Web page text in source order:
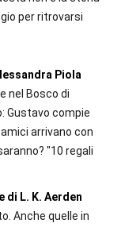
per ritrovarsi
Piola
nel Bosco di
Gustavo compie
arrivano con
"10 regali
di L. K. Aerden
Anche quelle in